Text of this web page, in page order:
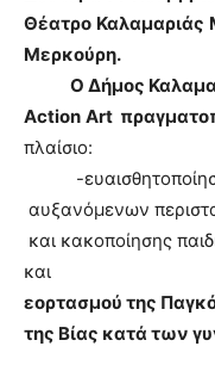
Θέατρο Καλαμαριάς
Ο Δήμος
Action Art
-
αυξανόμενων
και κακοποίησης
εορτασμού της
της Βίας κατά των